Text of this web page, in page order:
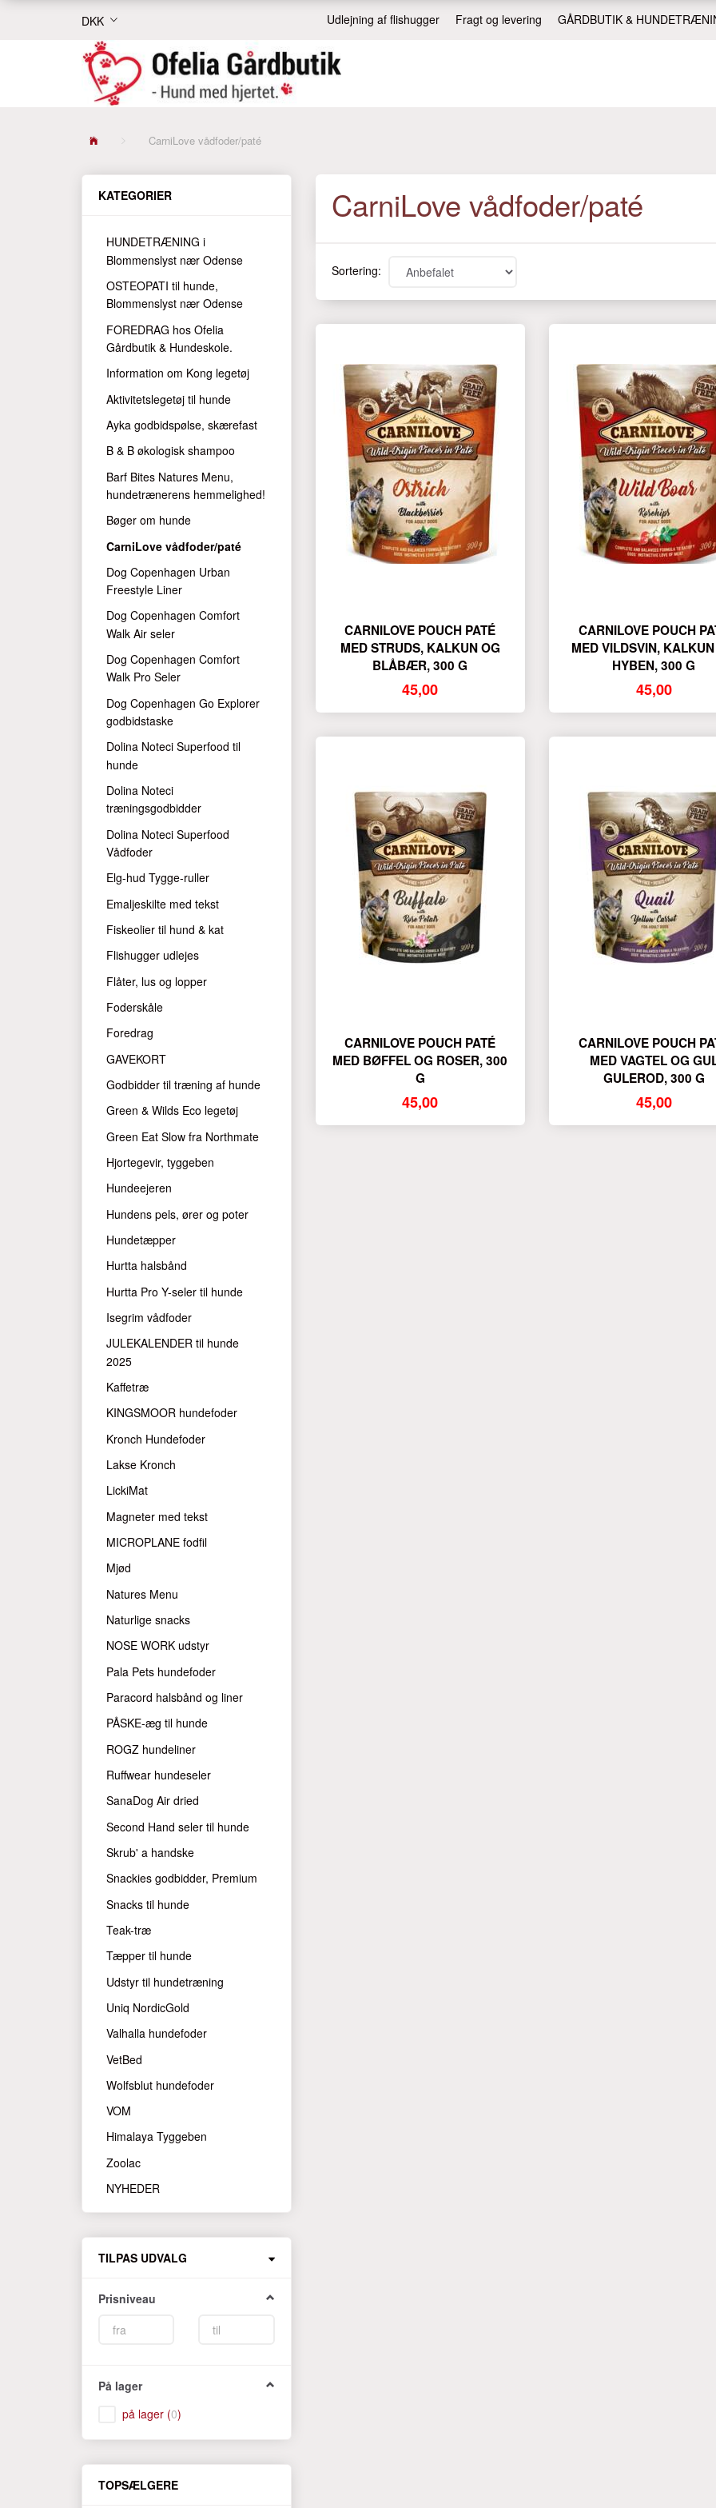
DKK GÅRDBUTIK &
Fragt og levering
Udlejning af flishugger
CarniLove vådfoder/paté
KATEGORIER
HUNDETRÆNING i
Blommenslyst nær Odense
OSTEOPATI til hunde,
Blommenslyst nær Odense
FOREDRAG hos Ofelia
Gårdbutik & Hundeskole.
Information om Kong legetøj
Aktivitetslegetøj til hunde
Ayka godbidspølse, skærefast
B & B økologisk shampoo
Barf Bites Natures Menu,
hundetrænerens hemmelighed!
Bøger om hunde
CarniLove vådfoder/paté
Dog Copenhagen Urban
Freestyle Liner
Dog Copenhagen Comfort
Walk Air seler
Dog Copenhagen Comfort
Walk Pro Seler
Dog Copenhagen Go Explorer
godbidstaske
Dolina Noteci Superfood til
hunde
Dolina Noteci
træningsgodbidder
Dolina Noteci Superfood
Vådfoder
Elg-hud Tygge-ruller
Emaljeskilte med tekst
Fiskeolier til hund & kat
Flishugger udlejes
Flåter, lus og lopper
Foderskåle
Foredrag
GAVEKORT
Godbidder til træning af hunde
Green & Wilds Eco legetøj
Green Eat Slow fra Northmate
Hjortegevir, tyggeben
Hundeejeren
Hundens pels, ører og poter
Hundetæpper
Hurtta halsbånd
Hurtta Pro Y-seler til hunde
Isegrim vådfoder
JULEKALENDER til hunde
2025
Kaffetræ
KINGSMOOR hundefoder
Kronch Hundefoder
Lakse Kronch
LickiMat
Magneter med tekst
MICROPLANE fodfil
Mjød
Natures Menu
Naturlige snacks
NOSE WORK udstyr
Pala Pets hundefoder
Paracord halsbånd og liner
PÅSKE-æg til hunde
ROGZ hundeliner
Ruffwear hundeseler
SanaDog Air dried
Second Hand seler til hunde
Skrub' a handske
Snackies godbidder, Premium
Snacks til hunde
Teak-træ
Tæpper til hunde
Udstyr til hundetræning
Uniq NordicGold
Valhalla hundefoder
VetBed
Wolfsblut hundefoder
VOM
Himalaya Tyggeben
Zoolac
NYHEDER
TILPAS UDVALG
Prisniveau
På lager
på lager (0)
TOPSÆLGERE
CarniLove vådfoder/paté
Sortering:
CARNILOVE POUCH PATÉ
MED STRUDS, KALKUN OG
BLÅBÆR, 300 G
45,00
CARNILOVE POUCH
MED VILDSVIN,
HYBEN, 300 G
45,00
CARNILOVE POUCH PATÉ
MED BØFFEL OG ROSER, 300
G
45,00
CARNILOVE POUCH
MED VAGTEL OG
GULEROD, 300 G
45,00